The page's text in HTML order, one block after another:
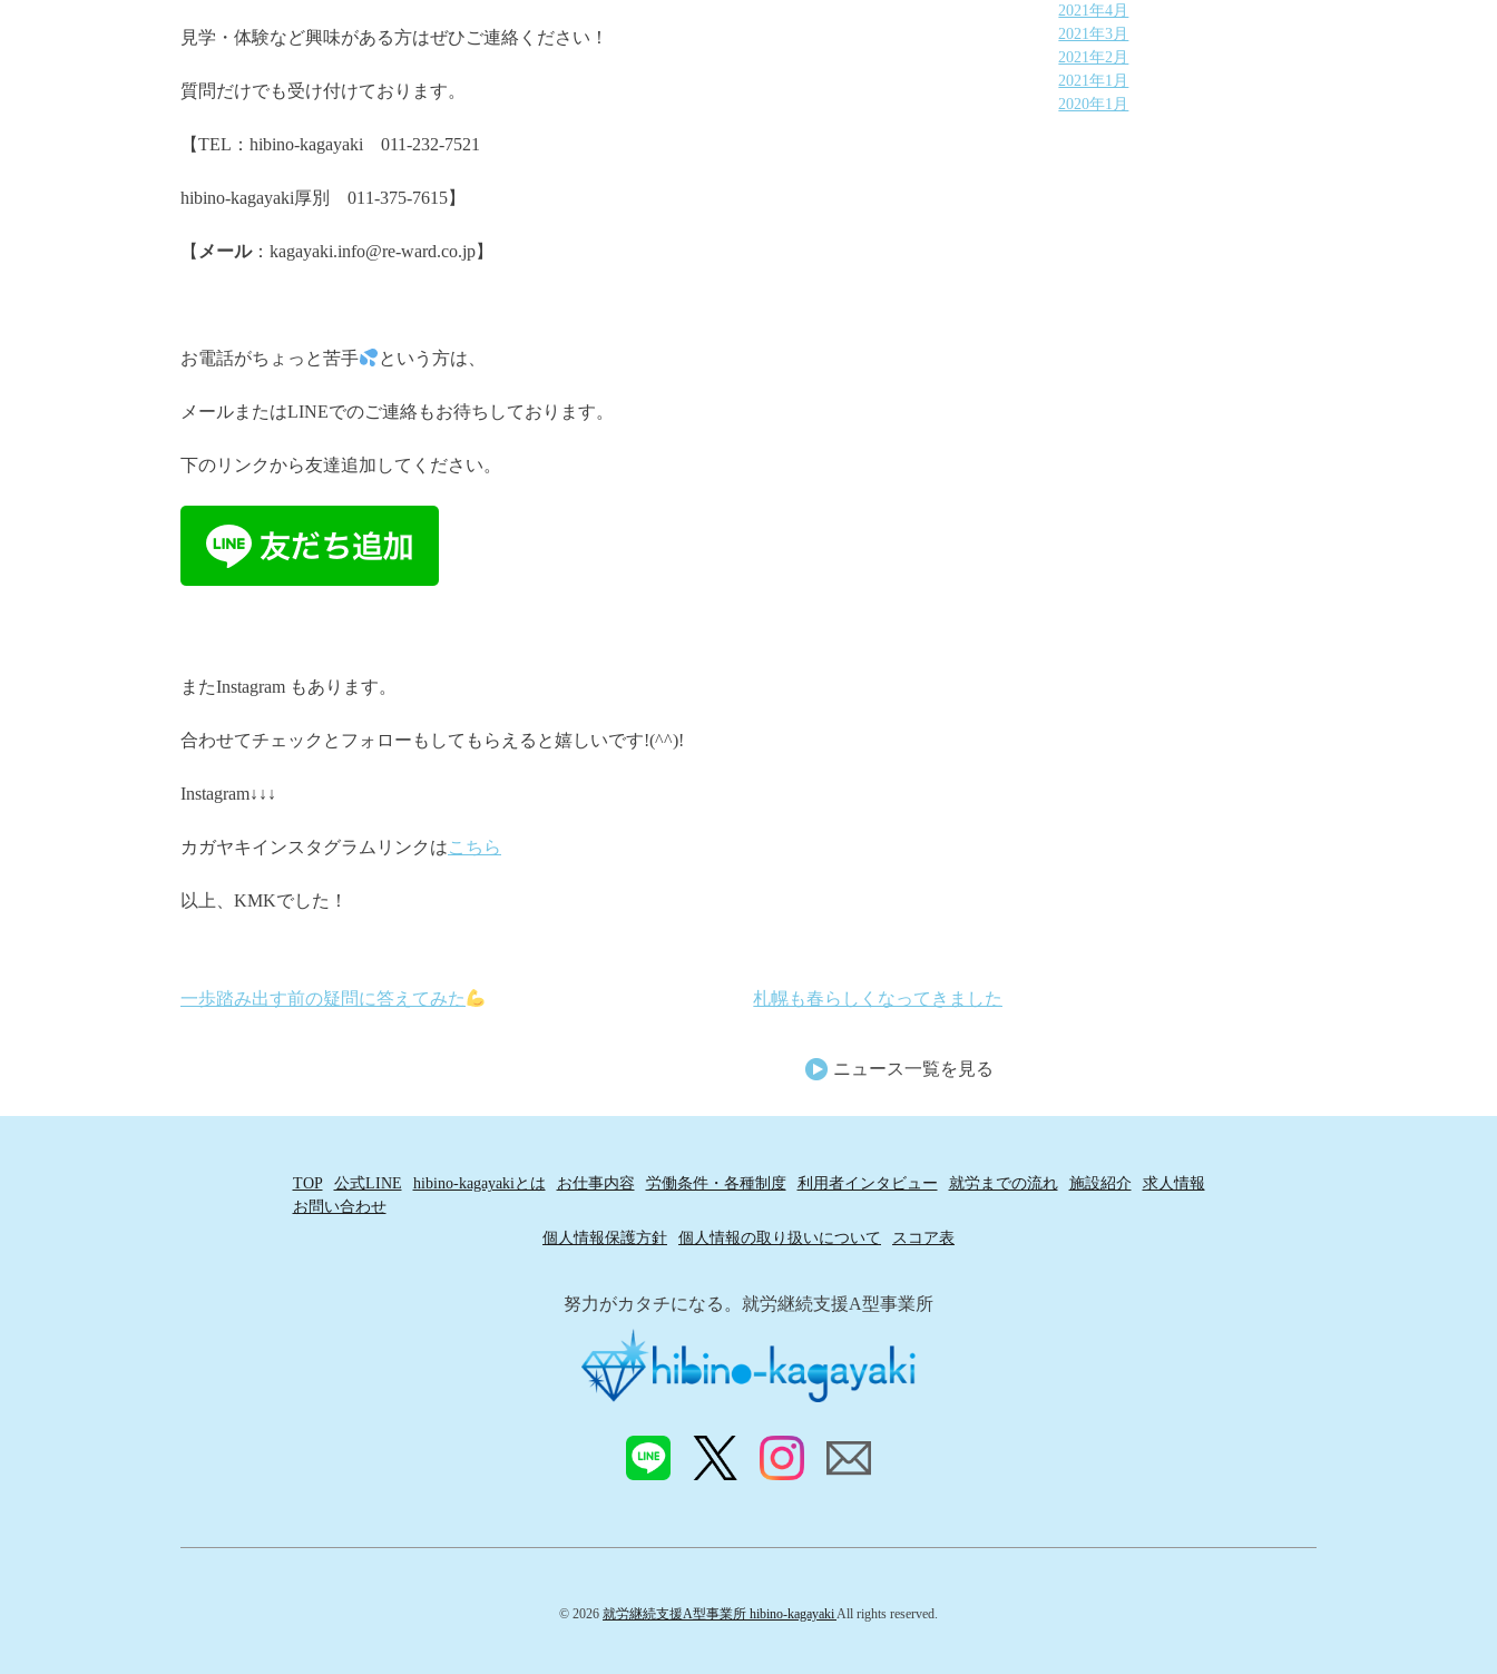
見学・体験など興味がある方はぜひご連絡ください！
質問だけでも受け付けております。
【TEL：hibino-kagayaki 011-232-7521
hibino-kagayaki厚別 011-375-7615】
【 メール：kagayaki.info@re-ward.co.jp】
お電話がちょっと苦手 という方は、
メールまたはLINEでのご連絡もお待ちしております。
下のリンクから友達追加してください。
またInstagram もあります。
合わせてチェックとフォローもしてもらえると嬉しいです!(^^)!
Instagram↓↓↓
カガヤキインスタグラムリンクはこちら
以上、KMKでした！
投
ビ
一歩踏み出す前の疑問に答えてみた 札幌も春らしくなってきました
ニュース一覧を見る
2021年4月
2021年3月
2021年2月
2021年1月
2020年1月
TOP 公式LINE hibino-kagayakiとは お仕事内容 労働条件・各種制度 利用者インタビュー 就労までの流れ 施設紹介
求人情報
お問い合わせ
個人情報保護方針
個人情報の取り扱いについて スコア表
努力がカタチになる。就労継続支援A型事業所
© 2026 就労継続支援A型事業所 hibino-kagayakiAll rights reserved.